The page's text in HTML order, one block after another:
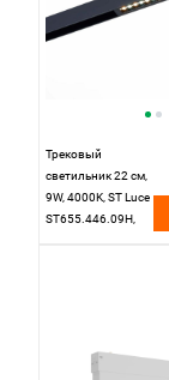
Трековый
светильник 22 см,
9W, 4000K, ST Luce
ST655.446.09H,